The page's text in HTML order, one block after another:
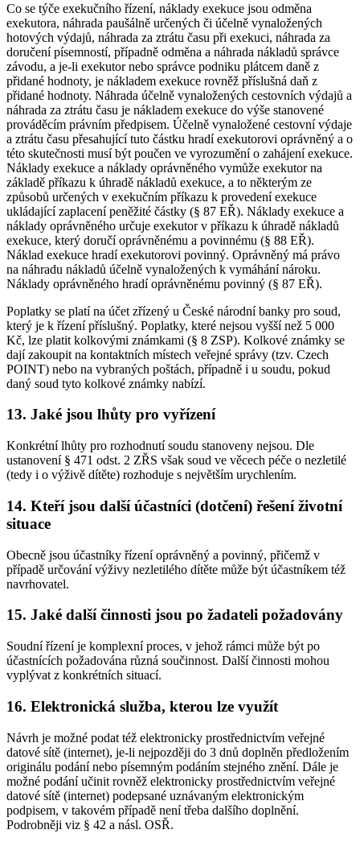
Co se týče exekučního řízení, náklady exekuce jsou odměna
exekutora, náhrada paušálně určených či účelně vynaložených
hotových výdajů, náhrada za ztrátu času při exekuci, náhrada za
doručení písemností, případně odměna a náhrada nákladů správce
závodu, a je-li exekutor nebo správce podniku plátcem daně z
přidané hodnoty, je nákladem exekuce rovněž příslušná daň z
přidané hodnoty. Náhrada účelně vynaložených cestovních výdajů a
náhrada za ztrátu času je nákladem exekuce do výše stanovené
prováděcím právním předpisem. Účelně vynaložené cestovní výdaje
a ztrátu času přesahující tuto částku hradí exekutorovi oprávněný a o
této skutečnosti musí být poučen ve vyrozumění o zahájení exekuce.
Náklady exekuce a náklady oprávněného vymůže exekutor na
základě příkazu k úhradě nákladů exekuce, a to některým ze
způsobů určených v exekučním příkazu k provedení exekuce
ukládající zaplacení peněžité částky (§ 87 EŘ). Náklady exekuce a
náklady oprávněného určuje exekutor v příkazu k úhradě nákladů
exekuce, který doručí oprávněnému a povinnému (§ 88 EŘ).
Náklad exekuce hradí exekutorovi povinný. Oprávněný má právo
na náhradu nákladů účelně vynaložených k vymáhání nároku.
Náklady oprávněného hradí oprávněnému povinný (§ 87 EŘ).
Poplatky se platí na účet zřízený u České národní banky pro soud,
který je k řízení příslušný. Poplatky, které nejsou vyšší než 5 000
Kč, lze platit kolkovými známkami (§ 8 ZSP). Kolkové známky se
dají zakoupit na kontaktních místech veřejné správy (tzv. Czech
POINT) nebo na vybraných poštách, případně i u soudu, pokud
daný soud tyto kolkové známky nabízí.
13. Jaké jsou lhůty pro vyřízení
Konkrétní lhůty pro rozhodnutí soudu stanoveny nejsou. Dle
ustanovení § 471 odst. 2 ZŘS však soud ve věcech péče o nezletilé
(tedy i o výživě dítěte) rozhoduje s největším urychlením.
14. Kteří jsou další účastníci (dotčení) řešení životní
situace
Obecně jsou účastníky řízení oprávněný a povinný, přičemž v
případě určování výživy nezletilého dítěte může být účastníkem též
navrhovatel.
15. Jaké další činnosti jsou po žadateli požadovány
Soudní řízení je komplexní proces, v jehož rámci může být po
účastnících požadována různá součinnost. Další činnosti mohou
vyplývat z konkrétních situací.
16. Elektronická služba, kterou lze využít
Návrh je možné podat též elektronicky prostřednictvím veřejné
datové sítě (internet), je-li nejpozději do 3 dnů doplněn předložením
originálu podání nebo písemným podáním stejného znění. Dále je
možné podání učinit rovněž elektronicky prostřednictvím veřejné
datové sítě (internet) podepsané uznávaným elektronickým
podpisem, v takovém případě není třeba dalšího doplnění.
Podrobněji viz § 42 a násl. OSŘ.